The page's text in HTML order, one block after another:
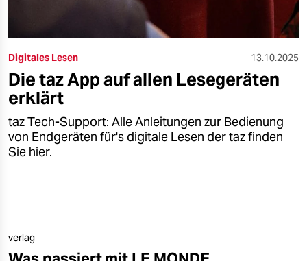
Digitales Lesen 13.10.2025
Die taz App auf allen Lesegeräten
erklärt
taz Tech-Support: Alle Anleitungen zur Bedienung
von Endgeräten für's digitale Lesen der taz finden
Sie hier.
verlag